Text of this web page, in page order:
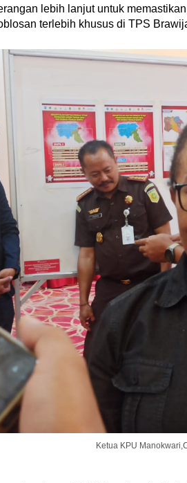
lebih lanjut untuk
terlebih khusus di TPS
Ketua KPU